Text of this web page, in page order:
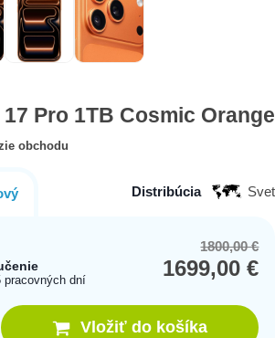
Pro 1TB Cosmic Orange
obchodu
Distribúcia Svet
pracovných dní
1800,00€
1699,00€
Vložiť do košíka